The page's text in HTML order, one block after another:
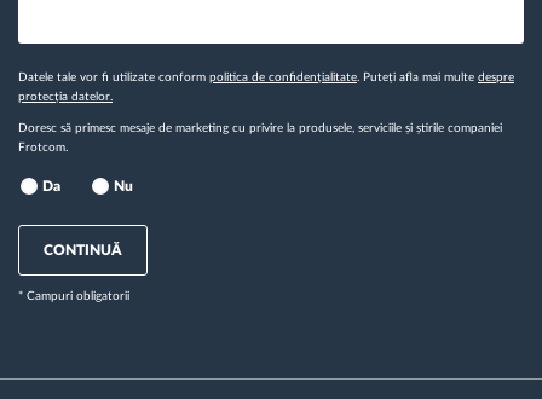
Datele tale vor fi utilizate conform politica de confidențialitate. Puteți afla mai multe despre
protecția datelor.
Doresc să primesc mesaje de marketing cu privire la produsele, serviciile și știrile companiei
Frotcom.
Da Nu
CONTINUĂ
* Campuri obligatorii